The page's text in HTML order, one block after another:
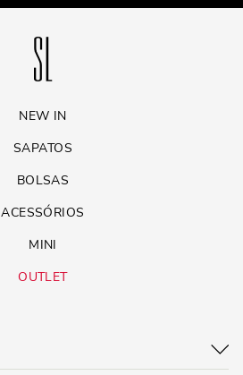
NEW IN
SAPATOS
BOLSAS
ACESSÓRIOS
MINI
OUTLET